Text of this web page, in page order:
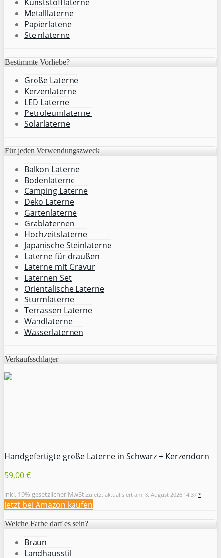
Kunststofflaterne
Metalllaterne
Papierlatene
Steinlaterne
Bestimmte Vorliebe?
Große Laterne
Kerzenlaterne
LED Laterne
Petroleumlaterne
Solarlaterne
Für jeden Verwendungszweck
Balkon Laterne
Bodenlaterne
Camping Laterne
Deko Laterne
Gartenlaterne
Grablaternen
Hochzeitslaterne
Japanische Steinlaterne
Laterne für draußen
Laterne mit Gravur
Laternen Set
Orientalische Laterne
Sturmlaterne
Terrassen Laterne
Wandlaterne
Wasserlaternen
Verkaufsschlager
Handgefertigte große Laterne in Schwarz + Kerzendorn
59,00 €
inkl. 19% gesetzlicher MwSt.Zuletzt aktualisiert am: 8. August 2026 14:37 *
Jetzt bei Amazon kaufen
Welche Farbe darf es sein?
Braun
Landhausstil